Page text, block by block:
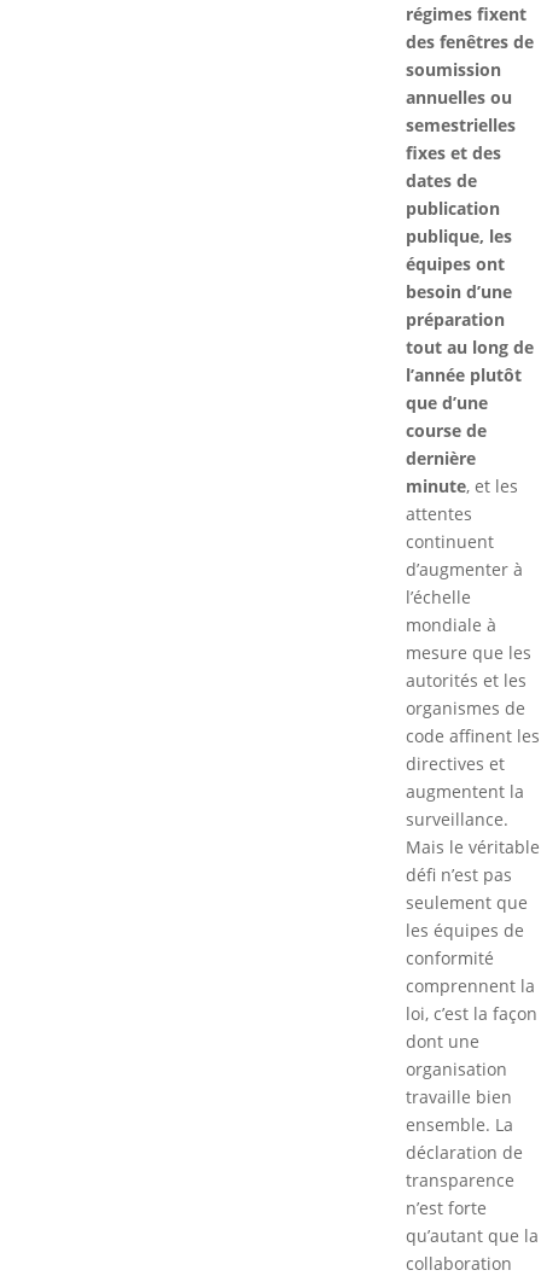
régimes fixent
des fenêtres de
soumission
annuelles ou
semestrielles
fixes et des
dates de
publication
publique, les
équipes ont
besoin d’une
préparation
tout au long de
l’année plutôt
que d’une
course de
dernière
minute, et les
attentes
continuent
d’augmenter à
l’échelle
mondiale à
mesure que les
autorités et les
organismes de
code affinent les
directives et
augmentent la
surveillance.
Mais le véritable
défi n’est pas
seulement que
les équipes de
conformité
comprennent la
loi, c’est la façon
dont une
organisation
travaille bien
ensemble. La
déclaration de
transparence
n’est forte
qu’autant que la
collaboration